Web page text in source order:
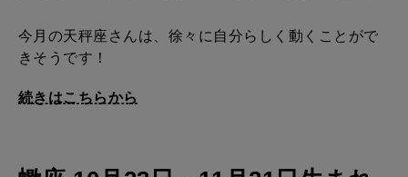
今月の天秤座さんは、徐々に自分らしく動くことがで
きそうです！
続きはこちらから